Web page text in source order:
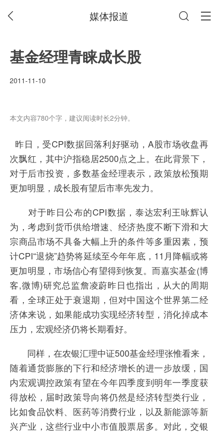
媒体报道
基金经理青睐成长股
2011-11-10
本文内容780个字，建议阅读时长2分钟。
昨日，受CPI数据回落利好驱动，A股市场收盘再
次飘红，其中沪指稳居2500点之上。在此背景下，
对于后市投资，多数基金经理表示，政策放松预期
更加明显，成长股有望后市率先发力。
对于昨日公布的CPI数据，泰达宏利王咏辉认
为，考虑到货币供给增速、经济热度不断下滑和大
宗商品市场不具备大幅上升的条件等多重因素，预
计CPI“退烧”趋势将延续至今年年底，11月降幅或将
更加明显，市场信心有望得到恢复。而嘉实基金(博
客,微博)研究总监詹凌蔚昨日也指出，从大的周期
看，全球正处于衰退期，但对中国这个世界第二经
济体来说，如果能成功实现经济转型，消化掉成本
压力，宏观经济仍将长期看好。
同样，在农银汇理中证500基金经理张惟看来，
随着通货膨胀的下行和经济增长的进一步放缓，国
内宏观调控政策有望在今年四季度到明年一季度获
得放松，届时政策导向将仍然是经济转型类行业，
比如食品饮料、医药等消费行业，以及新能源等新
兴产业，这些行业中小市值股票居多。对此，交银